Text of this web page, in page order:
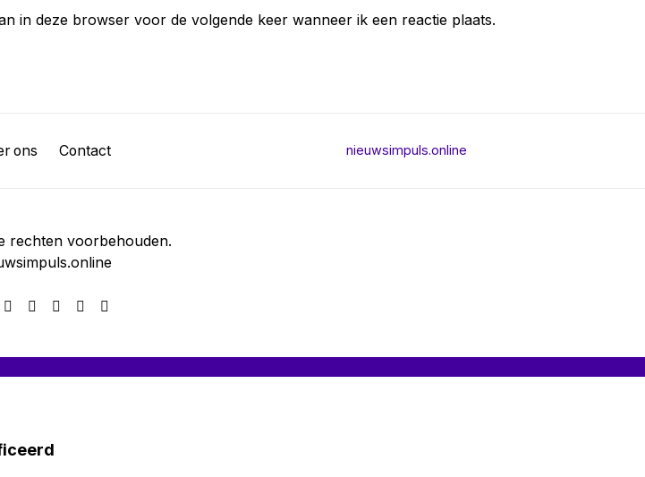
in deze browser voor de volgende keer wanneer ik een reactie plaats.
ons Contact nieuwsimpuls.online
rechten voorbehouden.